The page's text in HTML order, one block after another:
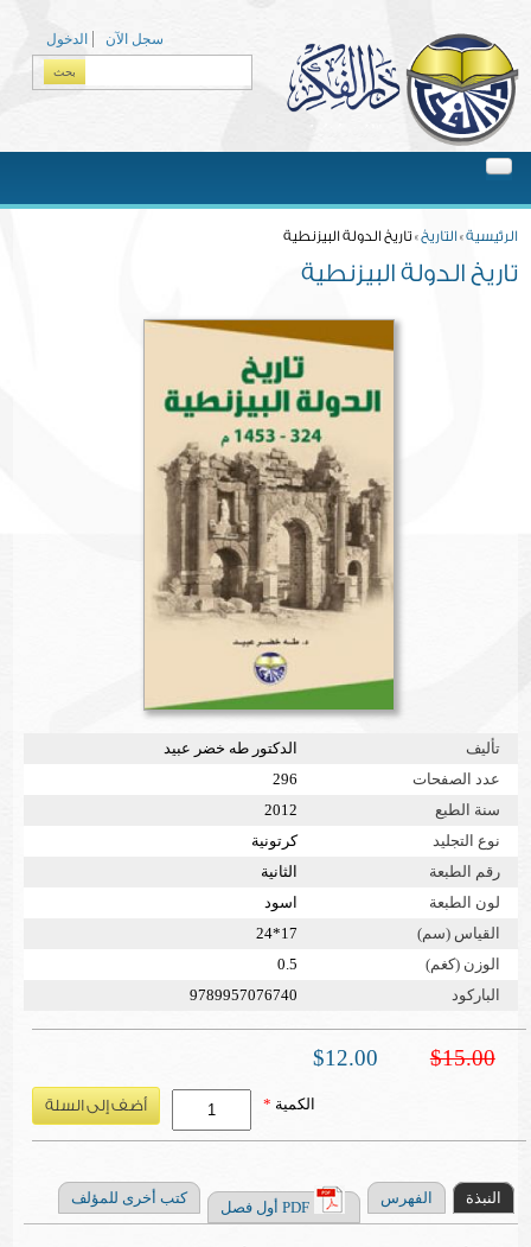
الدخول
سجل الآن
الرئيسية» التاريخ» تاريخ الدولة البيزنطية
تاريخ الدولة البيزنطية
تأليف
الدكتور طه خضر عبيد
عدد الصفحات
296
سنة الطبع
2012
نوع التجليد
كرتونية
رقم الطبعة
الثانية
لون الطبعة
اسود
القياس (سم)
17*24
الوزن (كغم)
0.5
الباركود
9789957076740
$15.00
$12.00
الكمية *
النبذة الفهرس
PDF أول فصل
كتب أخرى للمؤلف